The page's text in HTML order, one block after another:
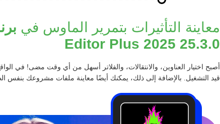
معاينة التأثيرات بتمرير الماوس في
Editor Plus 2025 25.3.0
أصبح اختيار العناوين، والانتقالات، والفلاتر أسهل من أي وقت مضى! في
قيد التشغيل. بالإضافة إلى ذلك، يمكنك أيضًا معاينة ملفات مشروعك بنفس